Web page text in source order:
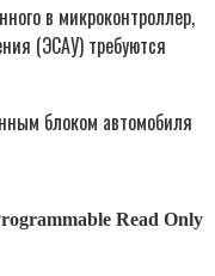
в микроконтроллер,
(ЭСАУ) требуются
Read Only